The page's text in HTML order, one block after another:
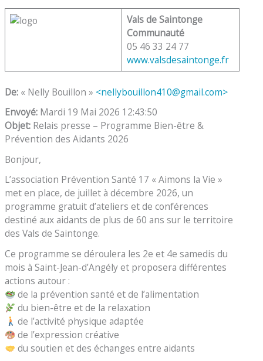
Vals de Saintonge
Communauté
05 46 33 24 77
www.valsdesaintonge.fr
De: « Nelly Bouillon » <nellybouillon410@gmail.com>
Envoyé: Mardi 19 Mai 2026 12:43:50
Objet: Relais presse – Programme Bien-être &
Prévention des Aidants 2026
Bonjour,
L’association Prévention Santé 17 « Aimons la Vie »
met en place, de juillet à décembre 2026, un
programme gratuit d’ateliers et de conférences
destiné aux aidants de plus de 60 ans sur le territoire
des Vals de Saintonge.
Ce programme se déroulera les 2e et 4e samedis du
mois à Saint-Jean-d’Angély et proposera différentes
actions autour :
de la prévention santé et de l’alimentation
du bien-être et de la relaxation
de l’activité physique adaptée
de l’expression créative
du soutien et des échanges entre aidants